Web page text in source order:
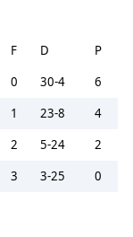
F D
P
0 30-4
6
1 23-8
4
2 5-24
2
3 3-25 0